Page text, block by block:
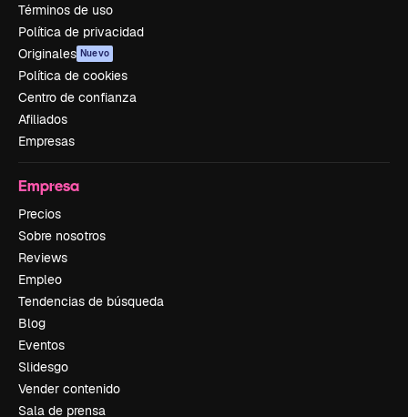
Términos de uso
Política de privacidad
Originales Nuevo
Política de cookies
Centro de confianza
Afiliados
Empresas
Empresa
Precios
Sobre nosotros
Reviews
Empleo
Tendencias de búsqueda
Blog
Eventos
Slidesgo
Vender contenido
Sala de prensa